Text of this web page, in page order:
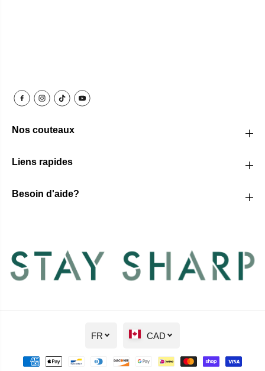
Nos couteaux
Liens rapides
Besoin d'aide?
FR CAD